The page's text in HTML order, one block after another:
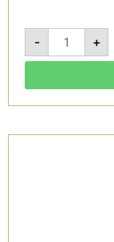
-
Ypsilon
2022
-
IGT
-
Castellaro
+